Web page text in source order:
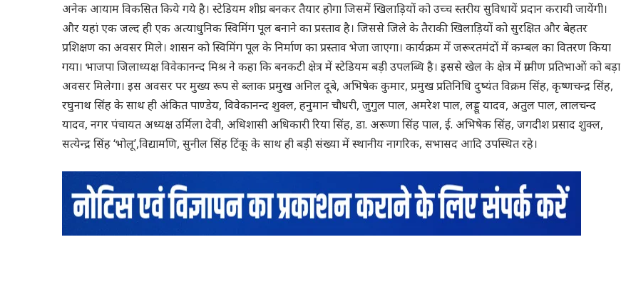
अनेक आयाम विकसित किये गये है। स्टेडियम शीघ्र बनकर तैयार होगा जिसमें खिलाड़ियों को उच्च स्तरीय सुविधायें प्रदान करायी जायेंगी।
और यहां एक जल्द ही एक अत्याधुनिक स्विमिंग पूल बनाने का प्रस्ताव है। जिससे जिले के तैराकी खिलाड़ियों को सुरक्षित और बेहतर
प्रशिक्षण का अवसर मिले। शासन को स्विमिंग पूल के निर्माण का प्रस्ताव भेजा जाएगा। कार्यक्रम में जरूरतमंदों में कम्बल का वितरण किया
गया। भाजपा जिलाध्यक्ष विवेकानन्द मिश्र ने कहा कि बनकटी क्षेत्र में स्टेडियम बड़ी उपलब्धि है। इससे खेल के क्षेत्र में ग्रामीण प्रतिभाओं को बड़ा
अवसर मिलेगा। इस अवसर पर मुख्य रूप से ब्लाक प्रमुख अनिल दूबे, अभिषेक कुमार, प्रमुख प्रतिनिधि दुष्यंत विक्रम सिंह, कृष्णचन्द्र सिंह,
रघुनाथ सिंह के साथ ही अंकित पाण्डेय, विवेकानन्द शुक्ल, हनुमान चौधरी, जुगुल पाल, अमरेश पाल, लड्डू यादव, अतुल पाल, लालचन्द
यादव, नगर पंचायत अध्यक्ष उर्मिला देवी, अधिशासी अधिकारी रिया सिंह, डा. अरूणा सिंह पाल, ई. अभिषेक सिंह, जगदीश प्रसाद शुक्ल,
सत्येन्द्र सिंह ‘भोलू’,विद्यामणि, सुनील सिंह टिंकू के साथ ही बड़ी संख्या में स्थानीय नागरिक, सभासद आदि उपस्थित रहे।